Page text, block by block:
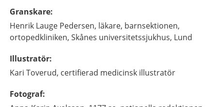
Granskare:
Henrik Lauge Pedersen, läkare, barnsektionen,
ortopedkliniken, Skånes universitetssjukhus, Lund
Illustratör:
Kari Toverud, certifierad medicinsk illustratör
Fotograf: